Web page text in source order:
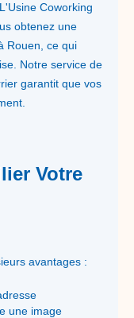
Coworking
obtenez une
Rouen, ce qui
Notre service de
garantit que vos
Votre
avantages :
une image